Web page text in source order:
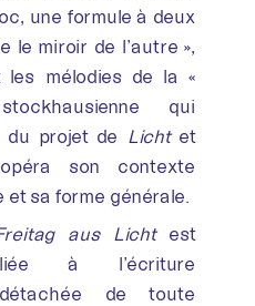
une formule à deux
le miroir de l’autre »,
les mélodies de la «
qui
du projet de Lichtet
son contexte
et sa forme générale.
aus Lichtest
liée à l’écriture
de toute